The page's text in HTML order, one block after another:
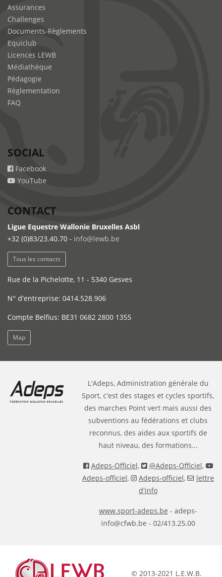
Assurances
Challenges
Documents-Règlements
Equiclub
Licences LEWB
Médiathèque
Pédagogie
Règlementation
FAQ
SOCIAL
Facebook
YouTube
CONTACT
Ligue Equestre Wallonie Bruxelles Asbl
+32 (0)83/23.40.70 - info@lewb.be
Tous les contacts
Rue de la Pichelotte, 11 - 5340 Gesves
N° d'entreprise: 0414.528.906
Compte Belfius: BE31 0682 2800 1355
Map
L'Adeps, Administration générale du
Sport, c'est des stages et cycles sportifs,
des marches Point vert mais aussi des
subventions au fédérations et clubs
reconnus, des aides aux sportifs de
haut niveau, des formations...
Adeps-Officiel, @Adeps-Officiel,
Adeps-officiel, Adeps-officiel,
lettre
d'info
www.sport-adeps.be - adeps-
info@cfwb.be - 02/413.25.00
© 2013-2021 L.E.W.B.